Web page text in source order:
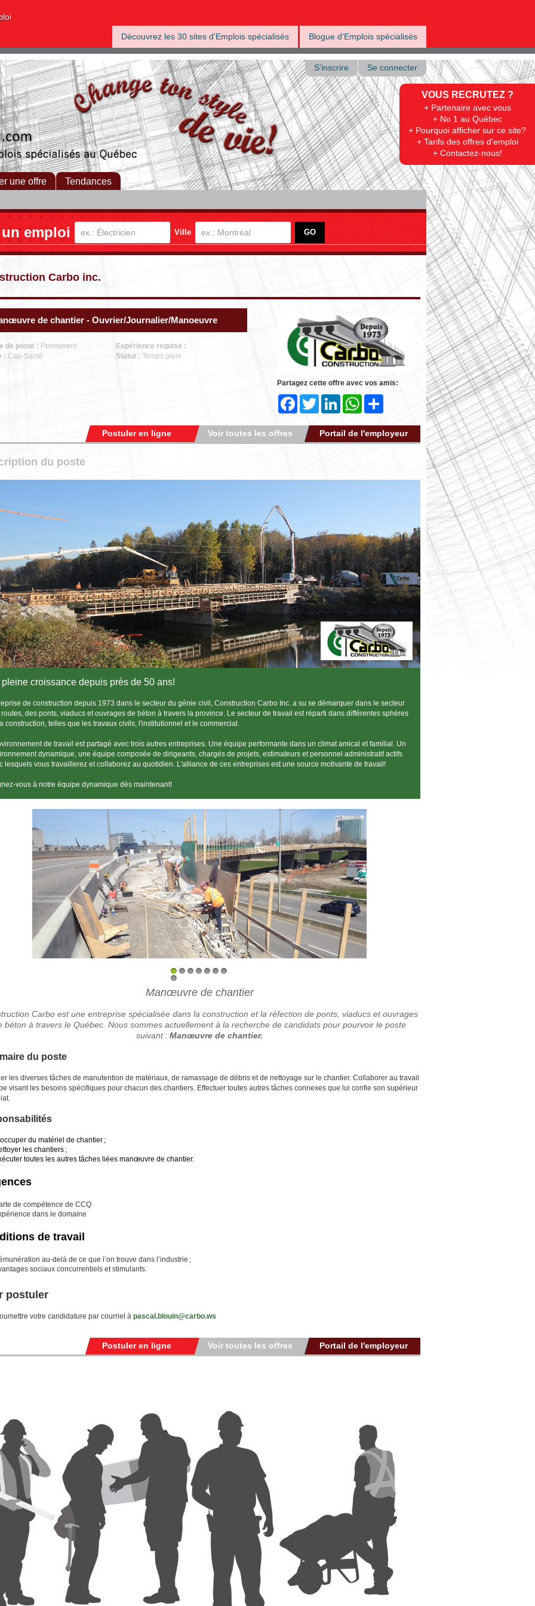
Découvrez les 30 sites d'Emplois spécialisés Blogue d'Emplois spécialisés
VOUS RECRUTEZ ?
+ Partenaire avec vous
+ No 1 au Québec
+ Pourquoi afficher sur ce site?
+ Tarifs des offres d'emploi
+ Contactez-nous!
S'inscrire Se connecter
une offre Tendances
emploi Ville
Carbo inc.
de chantier - Ouvrier/Journalier/Manoeuvre
de poste : Permanent
: Cap-Santé
Expérience requise :
Statut : Temps plein
Partagez cette offre avec vos amis:
FacebookTwitter LinkedInWhatsApp
Portail de l'employeur
Voir toutes les offres
Postuler en ligne
du poste
pleine croissance depuis près de 50 ans!
de construction depuis 1973 dans le secteur du génie civil, Construction Carbo Inc. a su se démarquer dans le secteur
des ponts, viaducs et ouvrages de béton à travers la province. Le secteur de travail est réparti dans différentes sphères
construction, telles que les travaux civils, l'institutionnel et le commercial.
de travail est partagé avec trois autres entreprises. Une équipe performante dans un climat amical et familial. Un
dynamique, une équipe composée de dirigeants, chargés de projets, estimateurs et personnel administratif actifs
lesquels vous travaillerez et collaborez au quotidien. L'alliance de ces entreprises est une source motivante de travail!
vous à notre équipe dynamique dès maintenant!
1
Manœuvre de chantier
Carbo est une entreprise spécialisée dans la construction et la réfection de ponts, viaducs et ouvrages
béton à travers le Québec. Nous sommes actuellement à la recherche de candidats pour pourvoir le poste
suivant : Manœuvre de chantier.
du poste
les diverses tâches de manutention de matériaux, de ramassage de débris et de nettoyage sur le chantier. Collaborer au travail
visant les besoins spécifiques pour chacun des chantiers. Effectuer toutes autres tâches connexes que lui confie son supérieur
du matériel de chantier ;
les chantiers ;
toutes les autres tâches liées manœuvre de chantier.
de compétence de CCQ
dans le domaine
de travail
au-delà de ce que l’on trouve dans l’industrie ;
sociaux concurrentiels et stimulants.
postuler
votre candidature par courriel à pascal.blouin@carbo.ws
Portail de l'employeur
Voir toutes les offres
Postuler en ligne